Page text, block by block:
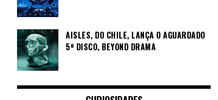
AISLES, DO CHILE, LANÇA O AGUARDADO
5º DISCO, BEYOND DRAMA